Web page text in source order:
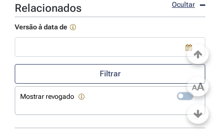
Relacionados Ocultar
Versão à data de
Use a tecla de seta para baixo para abrir o calendário; Use as
Filtrar
Mostrar revogado
AA